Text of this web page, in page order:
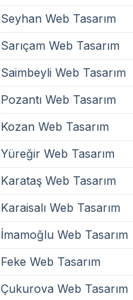
Seyhan Web Tasarım
Sarıçam Web Tasarım
Saimbeyli Web Tasarım
Pozantı Web Tasarım
Kozan Web Tasarım
Yüreğir Web Tasarım
Karataş Web Tasarım
Karaisalı Web Tasarım
İmamoğlu Web Tasarım
Feke Web Tasarım
Çukurova Web Tasarım